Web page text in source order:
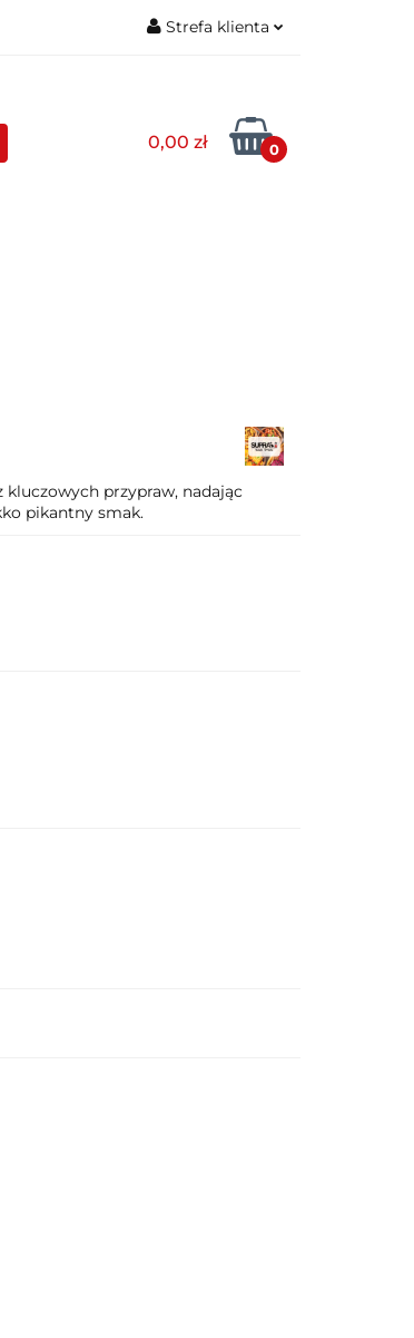
Strefa klienta
Zarejestruj się
Dodaj zgłoszenie
0,00 zł 0
przypraw, nadając
pikantny smak.